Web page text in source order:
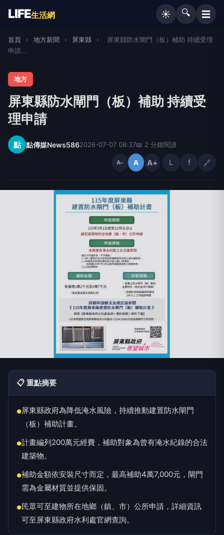
LIFE生活網 ☀️ 🔍 ☰
首頁 › 地方新聞 › 屏東縣 ›
屏東縣防水閘門（板）補助 持續受理
申請...
地方
屏東縣防水閘門（板）補助 持續受
理申請
點 點傳媒News5862026-07-07 08:37📖 2 分鐘閱讀
A− A A+ L f 🔗
📋 重點摘要
●屏東縣政府為降低淹水風險，持續推動建置防水閘門
（板）補助計畫。
●計畫編列200萬元經費，補助對象為曾有淹水紀錄的合法
建築物。
●補助金額依安裝尺寸而定，最高補助4萬7,000元，閘門
需為金屬材質並提供保固。
●民眾可至建物所在地鄉（鎮、市）公所申請，詳細資訊
可至屏東縣政府水利處官網查詢。